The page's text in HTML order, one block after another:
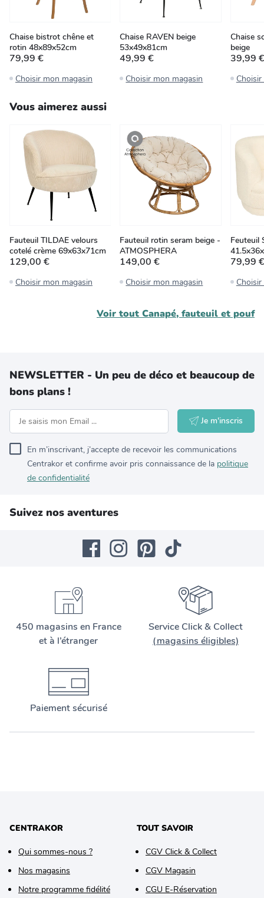
Chaise bistrot chêne et
rotin 48x89x52cm
79,99 €
Choisir mon magasin
Chaise RAVEN beige
53x49x81cm
49,99 €
Choisir mon magasin
Chaise
beige
39,99 €
Vous aimerez aussi
Fauteuil TILDAE velours
cotelé crème 69x63x71cm
129,00 €
Choisir mon magasin
Fauteuil rotin seram beige -
ATMOSPHERA
149,00 €
Choisir mon magasin
Feuteuil
79,99 €
Voir tout Canapé, fauteuil et pouf
NEWSLETTER - Un peu de déco et beaucoup de
bons plans !
Je m'inscris
En m’inscrivant, j’accepte de recevoir les communications
Centrakor et confirme avoir pris connaissance de la politique
de confidentialité
Suivez nos aventures
450 magasins en France
et à l’étranger
Service Click & Collect
(magasins éligibles)
Paiement sécurisé
CENTRAKOR
Qui sommes-nous ?
Nos magasins
Notre programme fidélité
TOUT SAVOIR
CGV Click & Collect
CGV Magasin
CGU E-Réservation